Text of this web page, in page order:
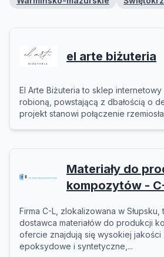
el arte biżuteria
El Arte Biżuteria to sklep
robioną, powstającą z dbałością o
projekt stanowi połączenie
Materiały do
kompozytów -
Firma C-L, zlokalizowana w
dostawca materiałów do produkcji
ofercie znajdują się wysokiej jakości
epoksydowe i syntetyczne,...